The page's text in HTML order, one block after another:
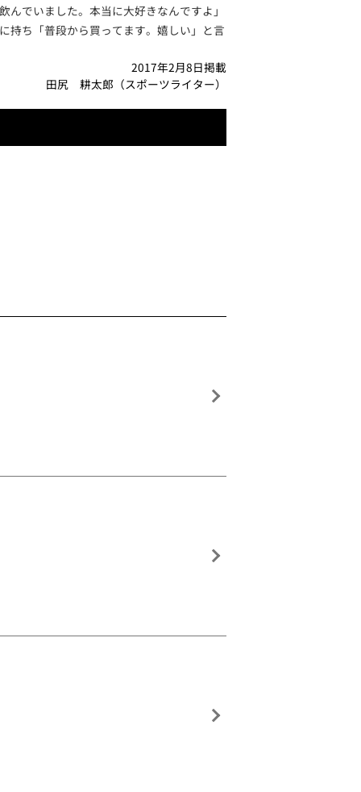
でいました。本当に大好きなんですよ」
持ち「普段から買ってます。嬉しい」と言
2017年2月8日掲載
田尻 耕太郎（スポーツライター）